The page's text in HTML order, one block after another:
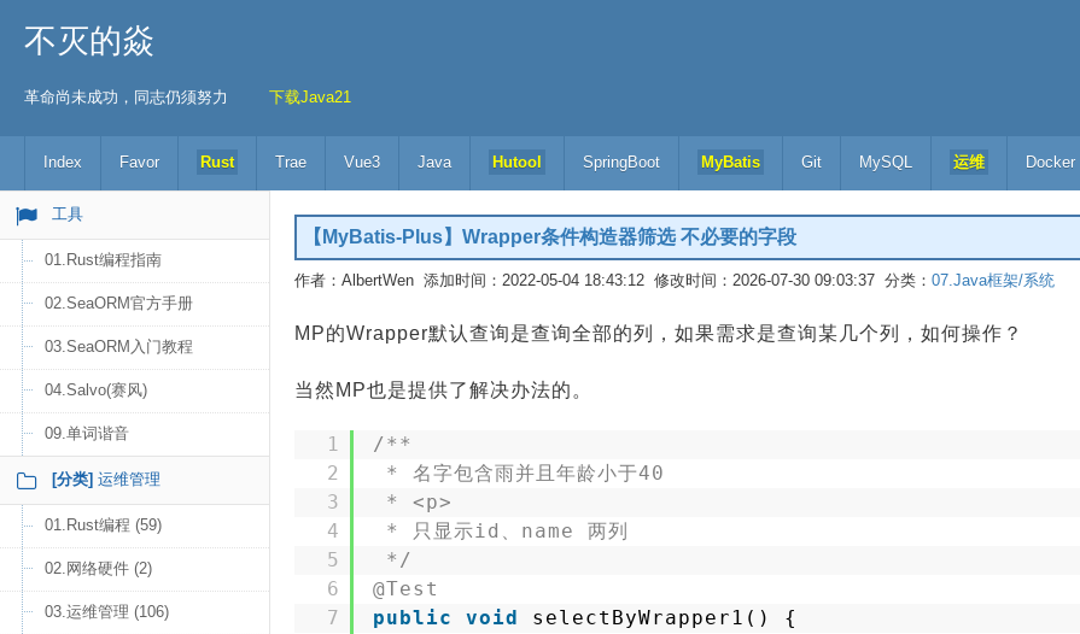
不灭的焱
革命尚未成功，同志仍须努力 下载Java21
Index Favor Rust Trae Vue3 Java Hutool SpringBoot MyBatis Git MySQL 运维 Docker
工具
01.Rust编程指南
02.SeaORM官方手册
03.SeaORM入门教程
04.Salvo(赛风)
09.单词谐音
[分类] 运维管理
01.Rust编程 (59)
02.网络硬件 (2)
03.运维管理 (106)
【MyBatis-Plus】Wrapper条件构造器筛选 不必要的字段
作者：AlbertWen 添加时间：2022-05-04 18:43:12 修改时间：2026-07-30 09:03:37 分类： 07.Java框架/系统
MP的Wrapper默认查询是查询全部的列，如果需求是查询某几个列，如何操作？
当然MP也是提供了解决办法的。
1
2
3
4
5
6
7
/**
* 名字包含雨并且年龄小于40
* <p>
* 只显示id、name 两列
*/
@Test
public
void
selectByWrapper1() {